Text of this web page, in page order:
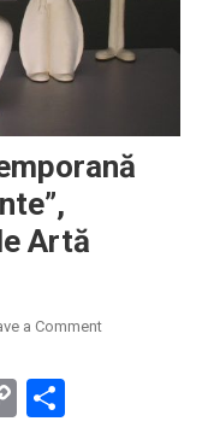
Artă
a Commenton
Copy